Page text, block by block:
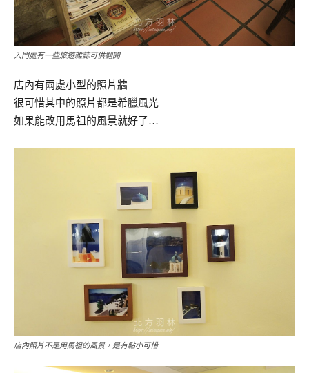
入門處有一些旅遊雜誌可供翻閱
店內有兩處小型的照片牆
很可惜其中的照片都是希臘風光
如果能改用馬祖的風景就好了…
店內照片不是用馬祖的風景，是有點小可惜